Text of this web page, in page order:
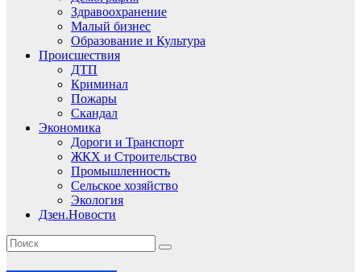
Здравоохранение
Малый бизнес
Образование и Культура
Происшествия
ДТП
Криминал
Пожары
Скандал
Экономика
Дороги и Транспорт
ЖКХ и Строительство
Промышленность
Сельское хозяйство
Экология
Дзен.Новости